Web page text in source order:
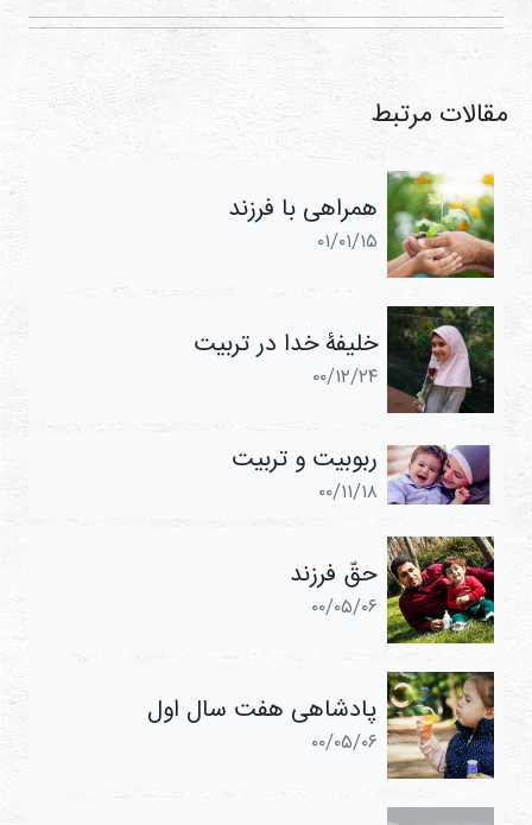
مقالات مرتبط
همراهی با فرزند
۰۱/۰۱/۱۵
خلیفۀ خدا در تربیت
۰۰/۱۲/۲۴
ربوبیت و تربیت
۰۰/۱۱/۱۸
حقّ فرزند
۰۰/۰۵/۰۶
پادشاهی هفت سال اول
۰۰/۰۵/۰۶